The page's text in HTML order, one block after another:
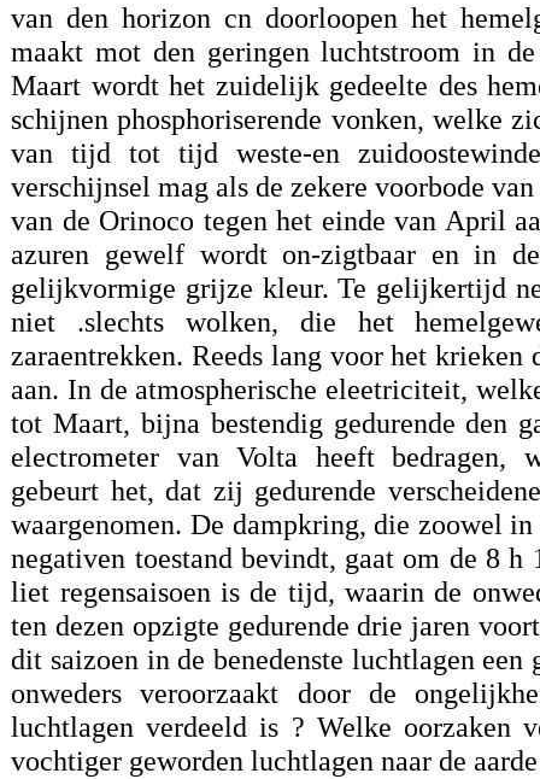
van den horizon cn doorloopen het
maakt mot den geringen luchtstroom in
Maart wordt het zuidelijk gedeelte des
schijnen phosphoriserende vonken, welke
van tijd tot tijd weste-en
verschijnsel mag als de zekere voorbode
van de Orinoco tegen het einde van April
azuren gewelf wordt on-zigtbaar en in
gelijkvormige grijze kleur. Te gelijkertijd
niet .slechts wolken, die het
zaraentrekken. Reeds lang voor het krieken
aan. In de atmospherische eleetriciteit,
tot Maart, bijna bestendig gedurende den
electrometer van Volta heeft bedragen,
gebeurt het, dat zij gedurende
waargenomen. De dampkring, die zoowel
negativen toestand bevindt, gaat om de 8
liet regensaisoen is de tijd, waarin de
ten dezen opzigte gedurende drie jaren
dit saizoen in de benedenste luchtlagen
onweders veroorzaakt door de
luchtlagen verdeeld is ? Welke oorzaken
vochtiger geworden luchtlagen naar de